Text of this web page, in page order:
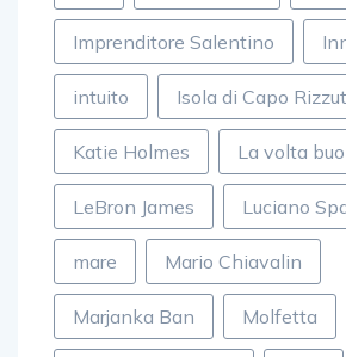
Imprenditore Salentino
intuito Isola di Capo
Katie Holmes La volta
LeBron James Luciano
mare Mario Chiavalin
Marjanka Ban Molfetta